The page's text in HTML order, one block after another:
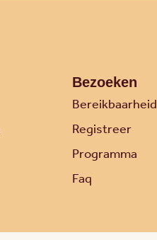
Bezoeken
Bereikbaarheid
Registreer
Programma
Faq